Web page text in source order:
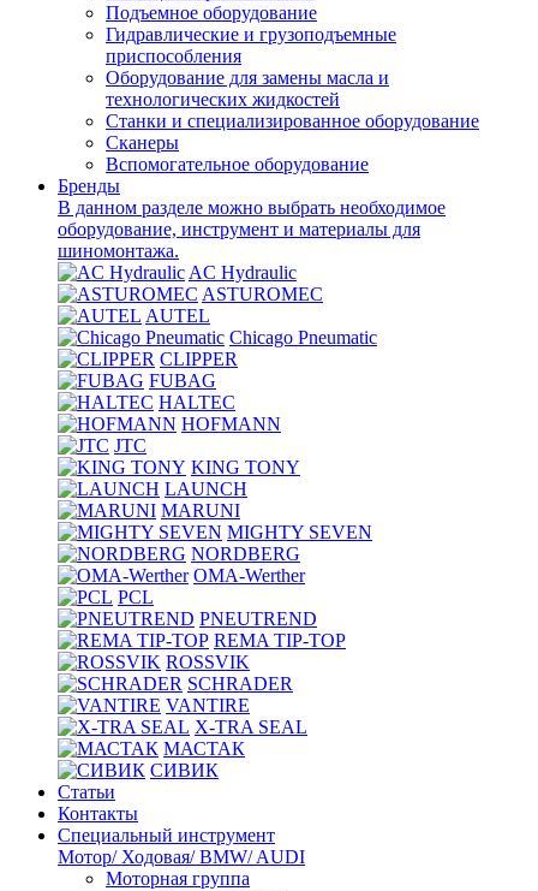
Подъемное оборудование
Гидравлические и грузоподъемные
приспособления
Оборудование для замены масла и
технологических жидкостей
Станки и специализированное оборудование
Сканеры
Вспомогательное оборудование
Бренды
В данном разделе можно выбрать необходимое
оборудование, инструмент и материалы для
шиномонтажа.
AC Hydraulic
ASTUROMEC
AUTEL
Chicago Pneumatic
CLIPPER
FUBAG
HALTEC
HOFMANN
JTC
KING TONY
LAUNCH
MARUNI
MIGHTY SEVEN
NORDBERG
OMA-Werther
PCL
PNEUTREND
REMA TIP-TOP
ROSSVIK
SCHRADER
VANTIRE
X-TRA SEAL
МАСТАК
СИВИК
Статьи
Контакты
Специальный инструмент
Мотор/ Ходовая/ BMW/ AUDI
Моторная группа